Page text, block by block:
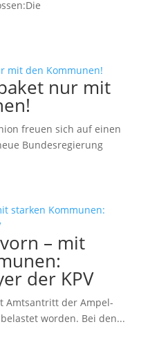
nur mit
freuen sich auf einen
Bundesregierung
– mit
der KPV
Amtsantritt der Ampel-
worden. Bei den...